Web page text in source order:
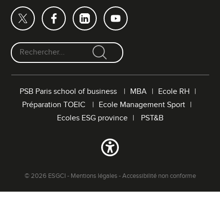
F
PSB Paris school of business MBA
Ecole RH
Préparation TOEIC
Ecole Management Sport
Ecoles ESG province
PST&B
© 2026 ESGCI - Mentions légales-Accessibilité non conforme